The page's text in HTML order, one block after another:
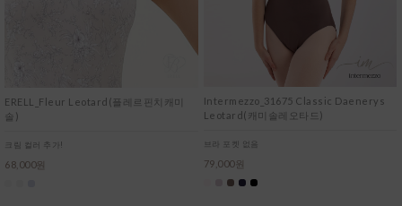
ERELL_Fleur Leotard(플레르핀치캐미
솔)
크림 컬러 추가!
68,000원
Intermezzo_31675 Classic Daenerys
Leotard(캐미솔레오타드)
브라 포켓 없음
79,000원